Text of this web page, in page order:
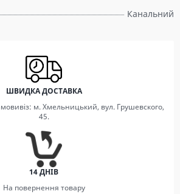
Канальний
ШВИДКА ДОСТАВКА
м. Хмельницький, вул. Грушевского,
45.
14 ДНІВ
На повернення товару